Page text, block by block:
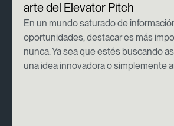
arte del Elevator Pitch
En un mundo saturado de
oportunidades, destacar es más
nunca. Ya sea que estés buscando
una idea innovadora o simplemente